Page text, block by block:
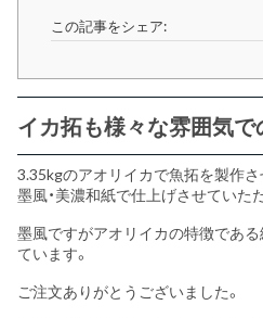
この記事をシェア:
イカ拓も様々な雰囲気
3.35kgのアオリイカで魚拓を製作さ
墨風・美濃和紙で仕上げさせていた
墨風ですがアオリイカの特徴であ
ています。
ご注文ありがとうございました。